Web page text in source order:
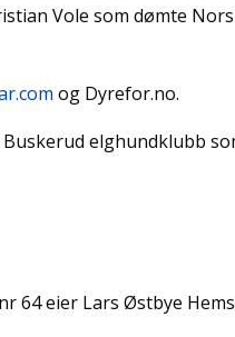
Vole som dømte
og Dyrefor.no.
elghundklubb
64 eier Lars Østbye